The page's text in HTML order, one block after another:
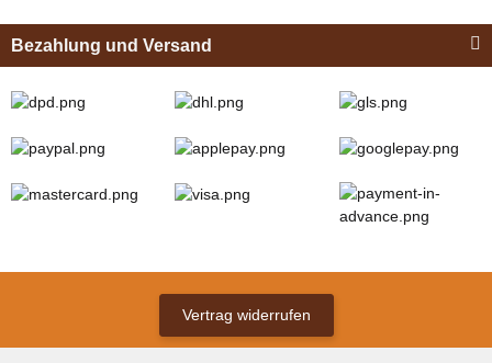
Bezahlung und Versand
Vertrag widerrufen